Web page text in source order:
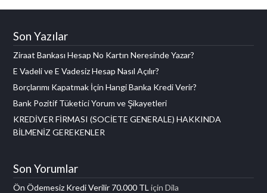
Son Yazılar
Ziraat Bankası Hesap No Kartın Neresinde Yazar?
E Vadeli ve E Vadesiz Hesap Nasıl Açılır?
Borçlarımı Kapatmak İçin Hangi Banka Kredi Verir?
Bank Pozitif Tüketici Yorum ve Şikayetleri
KREDİVER FİRMASI (SOCİETE GENERALE) HAKKINDA
BİLMENİZ GEREKENLER
Son Yorumlar
Ön Ödemesiz Kredi Verilir 70.000 TL içinDila